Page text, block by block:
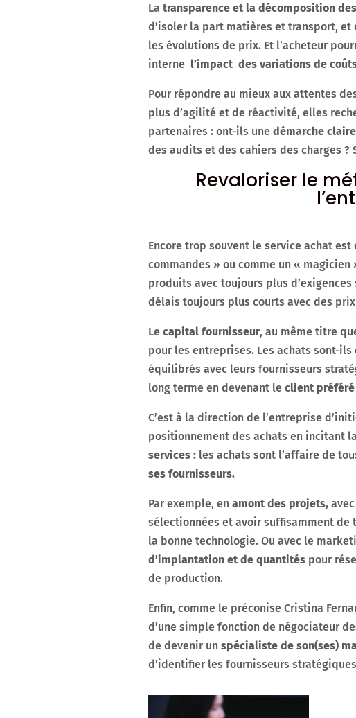
La transparence et la décomposition
d’isoler la part matières et transport,
les évolutions de prix. Et l’acheteur
interne l’impact des variations de
Pour répondre au mieux aux attentes
plus d’agilité et de réactivité, elles
partenaires : ont-ils une démarche
des audits et des cahiers des charges ?
Revaloriser le
Encore trop souvent le service achat
commandes » ou comme un «
produits avec toujours plus
délais toujours plus courts avec des
Le capital fournisseur, au même titre
pour les entreprises. Les achats sont-
équilibrés avec leurs fournisseurs
long terme en devenant le client
C’est à la direction de l’entreprise
positionnement des achats en incitant la
services :les achats sont l’affaire de
ses fournisseurs.
Par exemple, en amont des projets,avec
sélectionnées et avoir suffisamment
la bonne technologie. Ou avec le
d’implantation et de quantitéspour
de production.
Enfin, comme le préconise Cristina
d’une simple fonction de négociateur
de devenir un spécialiste de son(ses)
d’identifier les fournisseurs